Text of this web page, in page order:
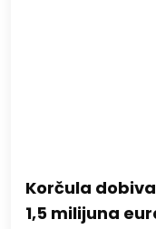
Korčula
1,5 milijuna